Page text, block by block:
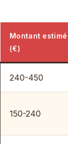
Montant estimé
(€)
240-450
150-240